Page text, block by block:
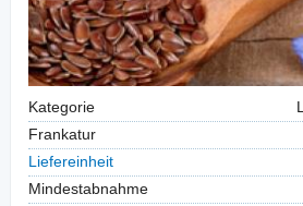
Kategorie
Frankatur
Liefereinheit
Mindestabnahme